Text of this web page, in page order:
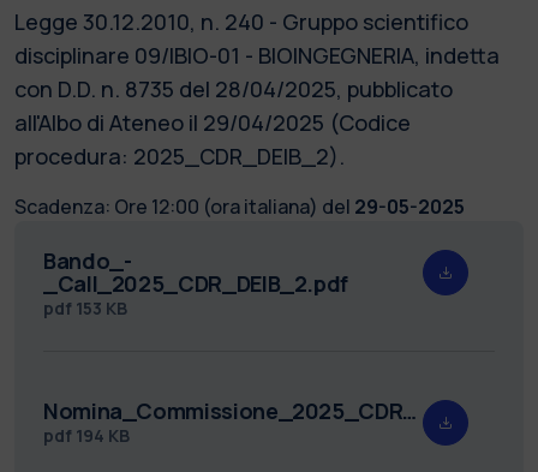
Legge 30.12.2010, n. 240 - Gruppo scientifico
disciplinare 09/IBIO-01 - BIOINGEGNERIA, indetta
con D.D. n. 8735 del 28/04/2025, pubblicato
all'Albo di Ateneo il 29/04/2025 (Codice
procedura: 2025_CDR_DEIB_2).
Scadenza: Ore 12:00 (ora italiana) del 29-05-2025
Bando_-
_Call_2025_CDR_DEIB_2.pdf
pdf 153 KB
Nomina_Commissione_2025_CDR_DEIB_2.pdf
pdf 194 KB